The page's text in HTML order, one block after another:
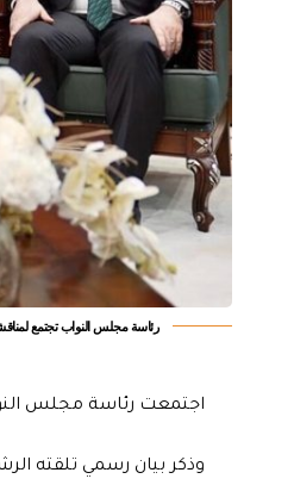
‏رئاسة مجلس النواب تجتمع
اجتمعت رئاسة مجلس
وذكر بيان رسمي تلقته